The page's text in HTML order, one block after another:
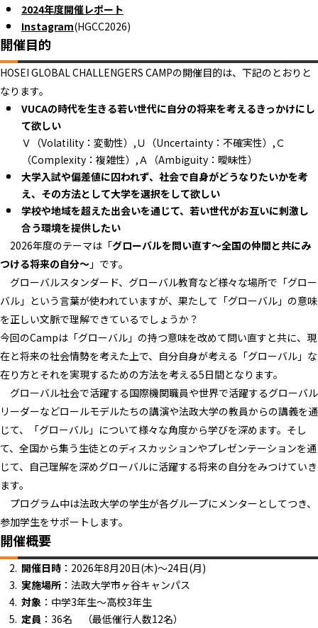
2024年度開催レポート
Instagram(HGCC2026)
開催目的
HOSEI GLOBAL CHALLENGERS CAMPの開催目的は、下記のとおりと
なります。
VUCAの時代を生きる若い世代に自分の将来を考えるきっかけにし
て欲しい
Ｖ（Volatility：変動性）,Ｕ（Uncertainty：不確実性）,Ｃ
（Complexity：複雑性）,Ａ（Ambiguity：曖昧性）
大学入試や偏差値に囚われず、社会で自身がどうなりたいかを考
え、その方法として大学を選択をして欲しい
学校や地域を超えた出会いを通じて、若い世代がお互いに刺激し
合う環境を提供したい
2026年度のテーマは「グローバルを問い直す～全国の仲間と共にみ
つける将来の自分～ 」です。
グローバルスタンダード、グローバル教育など様々な場所で「グロー
バル」という言葉が使われていますが、果たして「グローバル」の意味
を正しい文脈で理解できているでしょうか？
今回のCampは「グローバル」の持つ意味を改めて問い直すと共に、現
在と将来の社会情勢を考えた上で、自分自身が考える「グローバル」な
在り方とそれを実現するための方法を考える5日間となります。
グローバル社会で活躍する国際機関職員や世界で活躍するグローバル
リーダーなどロールモデルたちの講演や法政大学の教員からの講義を通
じて、「グローバル」について様々な角度から学びを深めます。そし
て、全国から集う生徒とのディスカッションやプレゼンテーションを通
じて、自己理解を深めグローバルに活躍する将来の自分をみつけていき
ます。
プログラム中は法政大学の学生が各グループにメンターとしてつき、
参加学生をサポートします。
開催概要
開催日時 ：2026年8月20日(木)～24日(月)
実施場所 ：法政大学市ヶ谷キャンパス
対象 ：中学3年生～高校3年生
定員 ：36名 （最低催行人数12名）